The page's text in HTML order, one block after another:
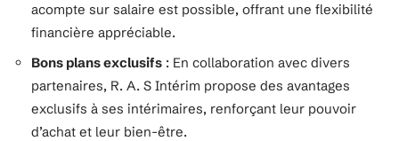
acompte sur salaire est possible, offrant une flexibilité
financière appréciable.
Bons plans exclusifs : En collaboration avec divers
partenaires, R. A. S Intérim propose des avantages
exclusifs à ses intérimaires, renforçant leur pouvoir
d’achat et leur bien-être.